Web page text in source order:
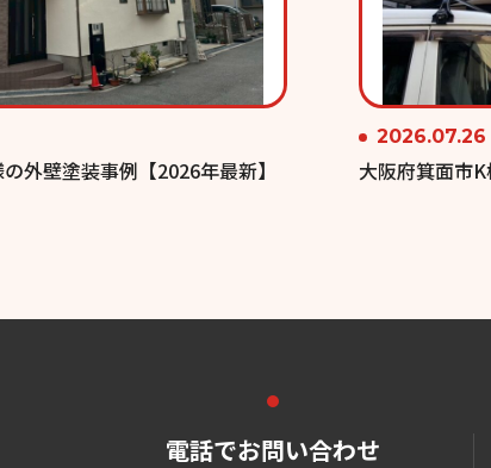
外壁塗装事例【2026年最新】
2026.07.26
大阪府箕面市K
電話でお問い合わせ